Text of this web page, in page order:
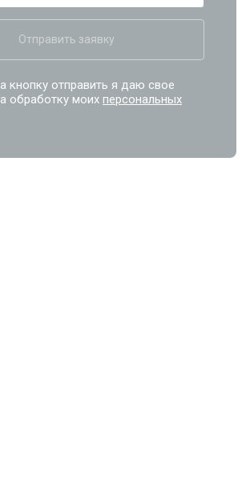
Отправить заявку
кнопку отправить я даю свое
обработку моихперсональных